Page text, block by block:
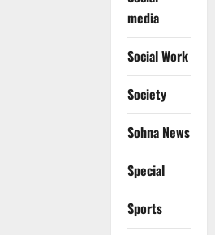
media
Social Work
Society
Sohna News
Special
Sports